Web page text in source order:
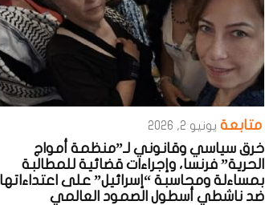
متابعة يونيو 2, 2026
خرق سياسي وقانوني لـ”منظمة أمواج
الحرية” فرنسا، وإجراءات قضائية للمطالبة
بمساءلة ومحاسبة “إسرائيل” على اعتداءاتها
ضد ناشطي أسطول الصمود العالمي